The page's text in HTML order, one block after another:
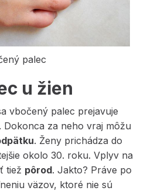
palec
u žien
vbočený palec prejavuje
Dokonca za neho vraj môžu
. Ženy prichádza do
okolo 30. roku. Vplyv na
tiež pôrod. Jakto? Práve po
väzov, ktoré nie sú